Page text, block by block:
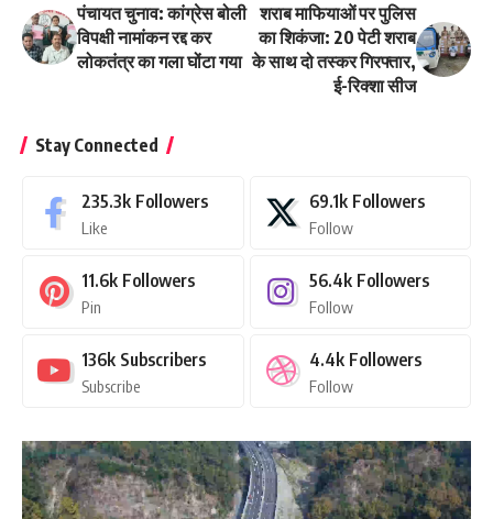
पंचायत चुनाव: कांग्रेस बोली
विपक्षी नामांकन रद्द कर
लोकतंत्र का गला घोंटा गया
शराब माफियाओं पर पुलिस
का शिकंजा: 20 पेटी शराब
के साथ दो तस्कर गिरफ्तार,
ई-रिक्शा सीज
Stay Connected
235.3k Followers
Like
69.1k Followers
Follow
11.6k Followers
Pin
56.4k Followers
Follow
136k Subscribers
Subscribe
4.4k Followers
Follow